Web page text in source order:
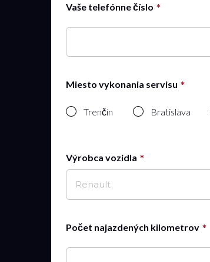
Vaše telefónne číslo
Miesto vykonania servisu
Trenčín Bratislava
Výrobca vozidla
Renault
Počet najazdených kilometrov